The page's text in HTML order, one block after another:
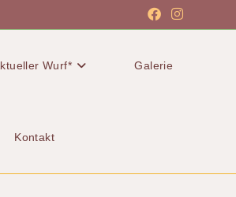
Wurf* Galerie
Kontakt